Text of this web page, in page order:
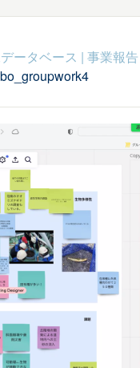
ータベース | 事業報告